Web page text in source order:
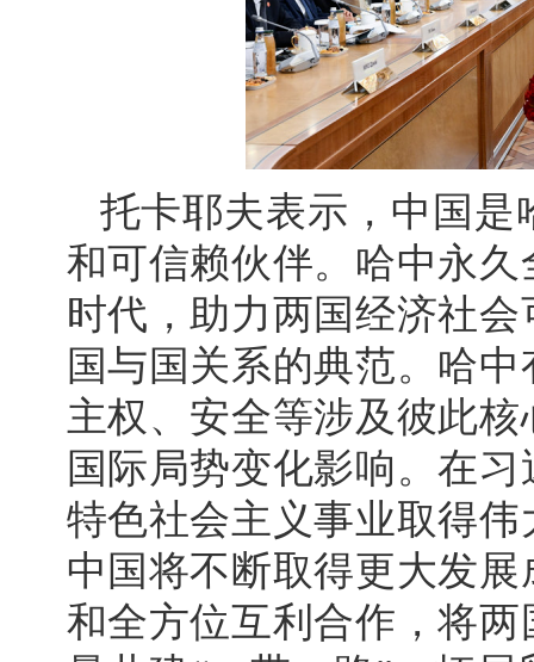
托卡耶夫表示，中国是
和可信赖伙伴。哈中永
时代，助力两国经济社
国与国关系的典范。哈
主权、安全等涉及彼此
国际局势变化影响。在
特色社会主义事业取得
中国将不断取得更大发
和全方位互利合作，将